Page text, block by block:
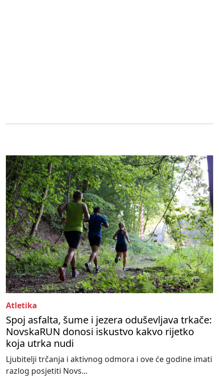
Atletika
Spoj asfalta, šume i jezera oduševljava trkače:
NovskaRUN donosi iskustvo kakvo rijetko
koja utrka nudi
Ljubitelji trčanja i aktivnog odmora i ove će godine imati
razlog posjetiti Novs...